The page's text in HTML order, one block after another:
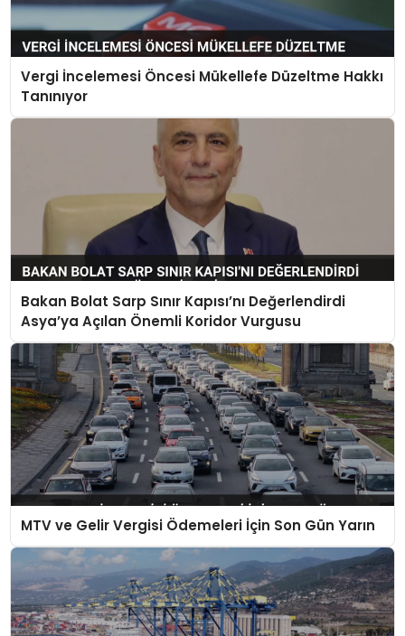
Vergi İncelemesi Öncesi Mükellefe Düzeltme Hakkı
Tanınıyor
Bakan Bolat Sarp Sınır Kapısı’nı Değerlendirdi
Asya’ya Açılan Önemli Koridor Vurgusu
MTV ve Gelir Vergisi Ödemeleri İçin Son Gün Yarın